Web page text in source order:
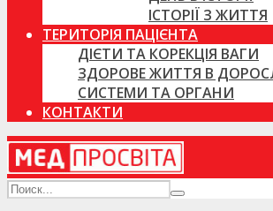
ІСТОРІЇ З ЖИТТЯ
ТЕРИТОРІЯ ПАЦІЄНТА
ДІЄТИ ТА КОРЕКЦІЯ ВАГИ
ЗДОРОВЕ ЖИТТЯ В
СИСТЕМИ ТА ОРГАНИ
КОНТАКТИ